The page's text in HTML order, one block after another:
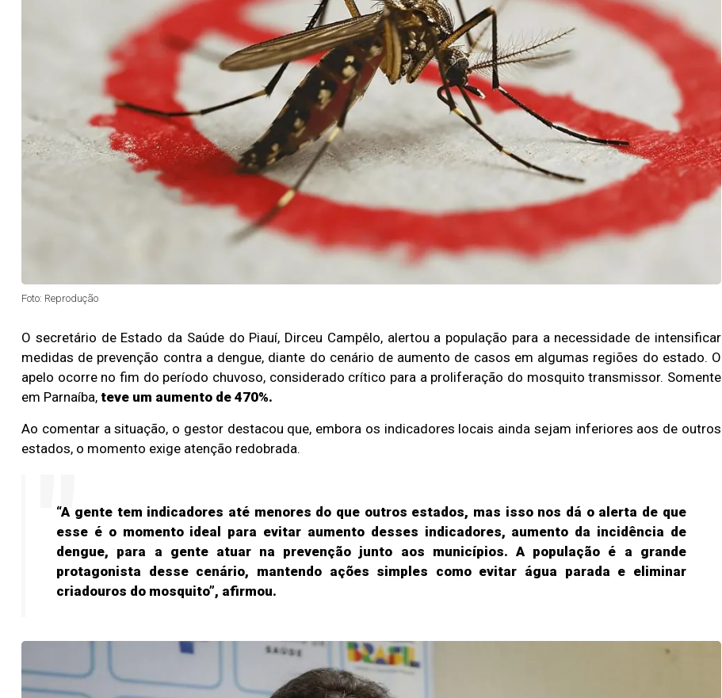
Foto: Reprodução
O secretário de Estado da Saúde do Piauí, Dirceu Campêlo, alertou a população para a necessidade de intensificar
medidas de prevenção contra a dengue, diante do cenário de aumento de casos em algumas regiões do estado. O
apelo ocorre no fim do período chuvoso, considerado crítico para a proliferação do mosquito transmissor. Somente
em Parnaíba, teve um aumento de 470%.
Ao comentar a situação, o gestor destacou que, embora os indicadores locais ainda sejam inferiores aos de outros
estados, o momento exige atenção redobrada.
“A gente tem indicadores até menores do que outros estados, mas isso nos dá o alerta de que
esse é o momento ideal para evitar aumento desses indicadores, aumento da incidência de
dengue, para a gente atuar na prevenção junto aos municípios. A população é a grande
protagonista desse cenário, mantendo ações simples como evitar água parada e eliminar
criadouros do mosquito”, afirmou.